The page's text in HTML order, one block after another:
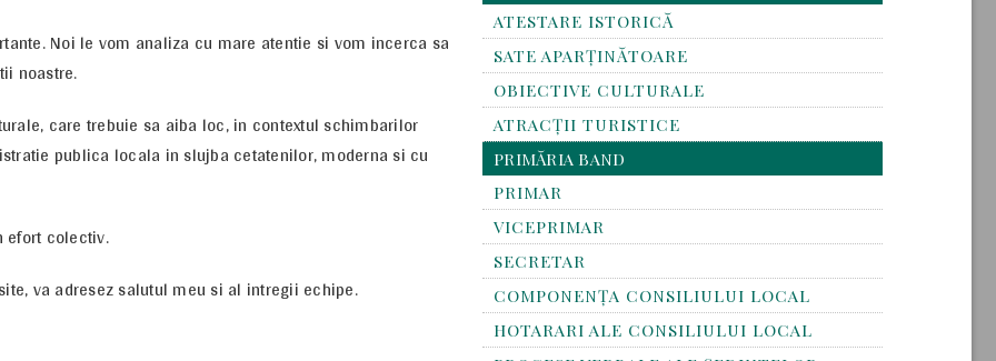
Noi le vom analiza cu mare atentie si vom incerca sa
noastre.
care trebuie sa aiba loc, in contextul schimbarilor
publica locala in slujba cetatenilor, moderna si cu
efort colectiv.
va adresez salutul meu si al intregii echipe.
ATESTARE ISTORICĂ
SATE APARȚINĂTOARE
OBIECTIVE CULTURALE
ATRACȚII TURISTICE
PRIMĂRIA BAND
PRIMAR
VICEPRIMAR
SECRETAR
COMPONENȚA CONSILIULUI LOCAL
HOTARARI ALE CONSILIULUI LOCAL